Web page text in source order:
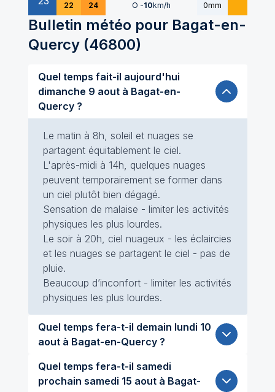
22 24 O -10km/h 0mm
Bulletin météo pour Bagat-en-
Quercy(46800)
Quel temps fait-il aujourd'hui
dimanche 9 aout à Bagat-en-
Quercy ?
Le matin à 8h, soleil et nuages se
partagent équitablement le ciel.
L'après-midi à 14h, quelques nuages
peuvent temporairement se former dans
un ciel plutôt bien dégagé.
Sensation de malaise - limiter les activités
physiques les plus lourdes.
Le soir à 20h, ciel nuageux - les éclaircies
et les nuages se partagent le ciel - pas de
pluie.
Beaucoup d’inconfort - limiter les activités
physiques les plus lourdes.
Quel temps fera-t-il demain lundi 10
aout à Bagat-en-Quercy ?
Quel temps fera-t-il samedi
prochain samedi 15 aout à Bagat-